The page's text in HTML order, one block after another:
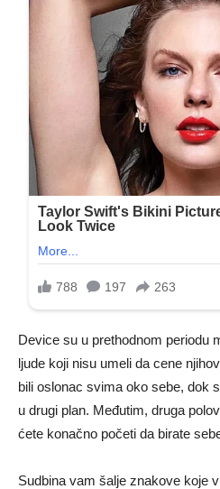
Device su u prethodnom periodu
ljude koji nisu umeli da cene
bili oslonac svima oko sebe, dok
u drugi plan. Međutim, druga
ćete konačno početi da birate
Sudbina vam šalje znakove koje